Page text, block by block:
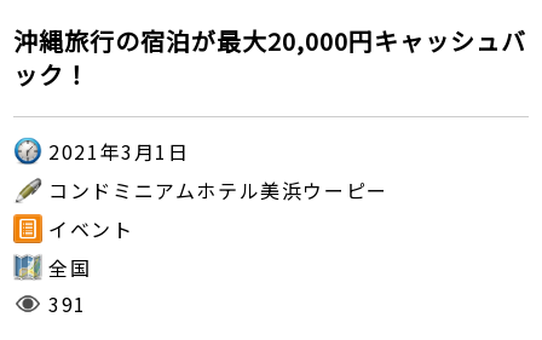
沖縄旅行の宿泊が最大20,000円キャッシュバ
ック！
2021年3月1日
コンドミニアムホテル美浜ウーピー
イベント
全国
391